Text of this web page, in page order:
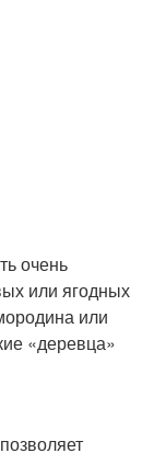
очень
или ягодных
или
«деревца»